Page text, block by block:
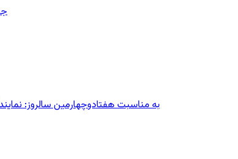
به مناسبت هفتادوچهارمین سالروز: نمایندگان مجلس زار